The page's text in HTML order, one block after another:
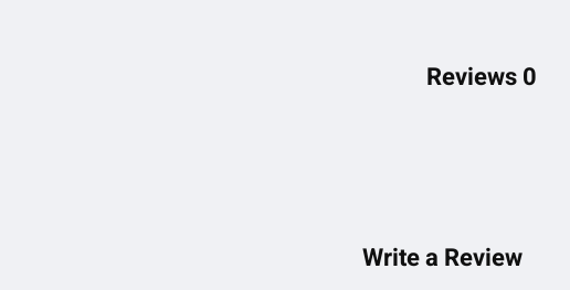
0 Reviews
Write a Review